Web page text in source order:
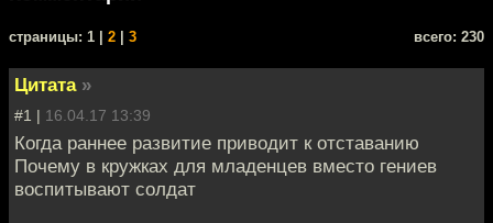
cтраницы: 1 | 2 3 всего: 230
Цитата »
#1 | 16.04.17 13:39
Когда раннее развитие приводит к отставанию
Почему в кружках для младенцев вместо гениев
воспитывают солдат